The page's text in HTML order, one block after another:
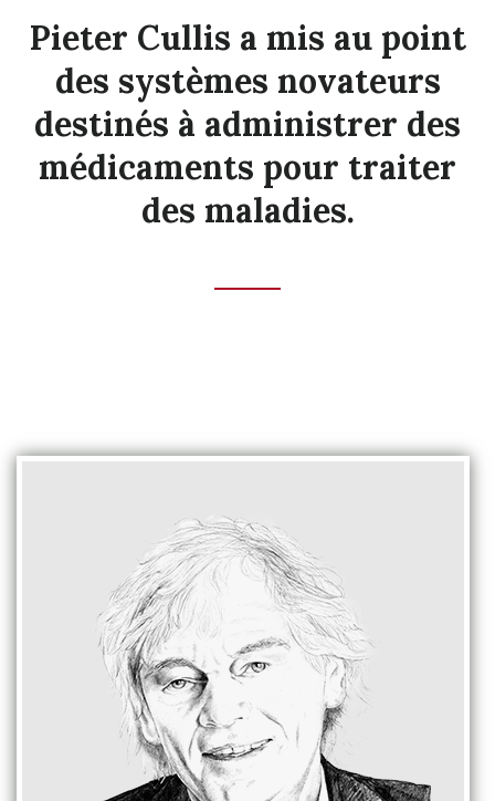
Pieter Cullis a mis au point
des systèmes novateurs
destinés à administrer des
médicaments pour traiter
des maladies.